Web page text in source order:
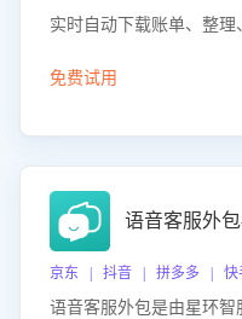
实时自动下载账单、整理
免费试用
语音客服外
京东 | 抖音 | 拼多多 | 快
语音客服外包是由星环智